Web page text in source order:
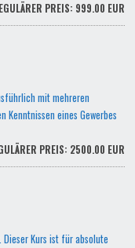
PREIS: 999.00 EUR
mit mehreren
Kenntnissen eines Gewerbes
PREIS: 2500.00 EUR
Kurs ist für absolute